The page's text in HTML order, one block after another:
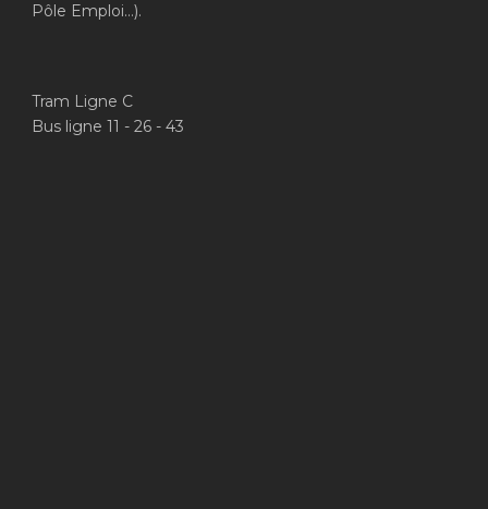
Pôle Emploi…).
Tram Ligne C
Bus ligne 11 - 26 - 43